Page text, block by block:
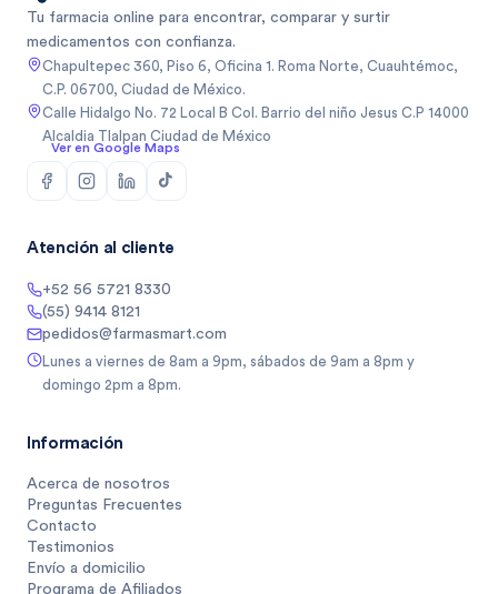
Tu farmacia online para encontrar, comparar y surtir
medicamentos con confianza.
Chapultepec 360, Piso 6, Oficina 1. Roma Norte, Cuauhtémoc,
C.P. 06700, Ciudad de México.
Calle Hidalgo No. 72 Local B Col. Barrio del niño Jesus C.P 14000
Alcaldia Tlalpan Ciudad de México
Ver en Google Maps
Atención al cliente
+52 56 5721 8330
(55) 9414 8121
pedidos@farmasmart.com
Lunes a viernes de 8am a 9pm, sábados de 9am a 8pm y
domingo 2pm a 8pm.
Información
Acerca de nosotros
Preguntas Frecuentes
Contacto
Testimonios
Envío a domicilio
Programa de Afiliados